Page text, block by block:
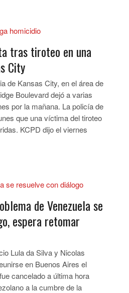
tras tiroteo en una
City
de Kansas City, en el área de
Boulevard dejó a varias
por la mañana. La policía de
que una víctima del tiroteo
KCPD dijo el viernes
de Venezuela se
espera retomar
Lula da Silva y Nicolas
en Buenos Aires el
cancelado a última hora
a la cumbre de la